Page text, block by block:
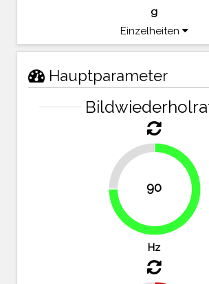
g
Einzelheiten
Hauptparameter
90
25%
75%
Hz